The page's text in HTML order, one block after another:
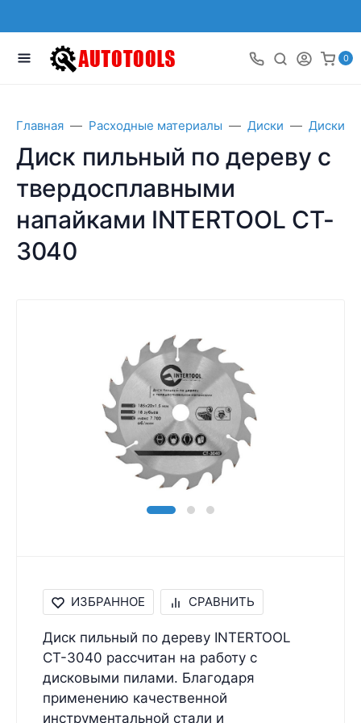
0
Главная Расходные материалы Диски Диски
Диск пильный по дереву с
твердосплавными
напайками INTERTOOL CT-
3040
ИЗБРАННОЕ СРАВНИТЬ
Диск пильный по дереву INTERTOOL
CT-3040 рассчитан на работу c
дисковыми пилами. Благодаря
применению качественной
инструментальной стали и